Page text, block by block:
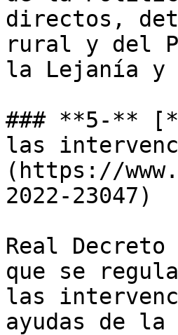
directos,
rural y del
la Lejanía y
### **5-**
las
(https://
2022-23047)
Real
que se
las
ayudas de